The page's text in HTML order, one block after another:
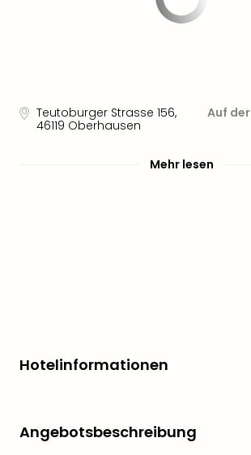
Teutoburger Strasse 156,
46119 Oberhausen
Auf
Mehr lesen
Hotelinformationen
Angebotsbeschreibung